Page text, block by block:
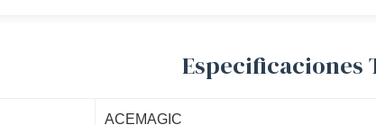
Especificaciones
ACEMAGIC